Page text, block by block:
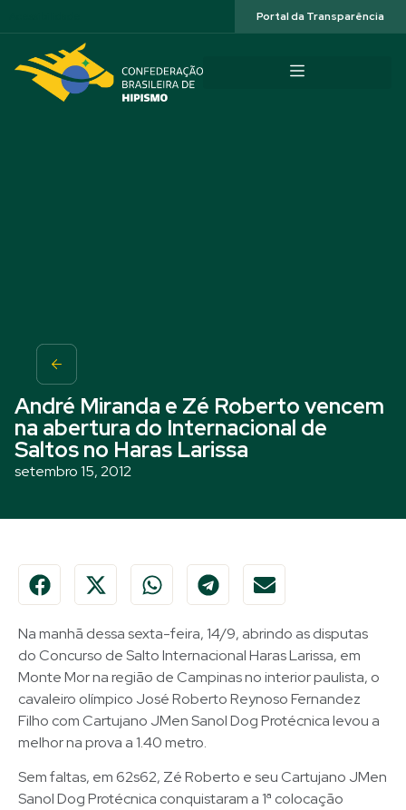
Portal da Transparência
André Miranda e Zé Roberto vencem
na abertura do Internacional de
Saltos no Haras Larissa
setembro 15, 2012
Na manhã dessa sexta-feira, 14/9, abrindo as disputas
do Concurso de Salto Internacional Haras Larissa, em
Monte Mor na região de Campinas no interior paulista, o
cavaleiro olímpico José Roberto Reynoso Fernandez
Filho com Cartujano JMen Sanol Dog Protécnica levou a
melhor na prova a 1.40 metro.
Sem faltas, em 62s62, Zé Roberto e seu Cartujano JMen
Sanol Dog Protécnica conquistaram a 1ª colocação